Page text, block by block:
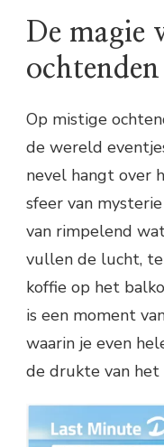
De magie
ochtenden
Op mistige
de wereld
nevel hangt over
sfeer van
van rimpelend
vullen de lucht,
koffie op het
is een moment
waarin je even
de drukte van het